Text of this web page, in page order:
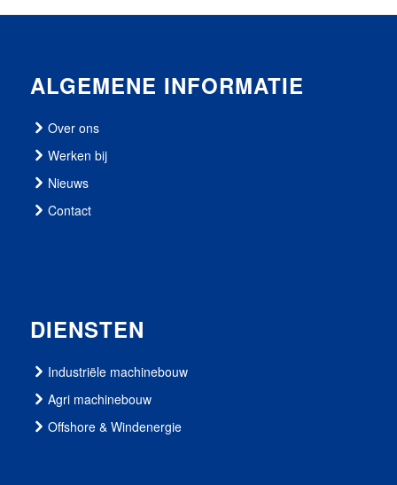
ALGEMENE INFORMATIE
Over ons
Werken bij
Nieuws
Contact
DIENSTEN
Industriële machinebouw
Agri machinebouw
Offshore & Windenergie